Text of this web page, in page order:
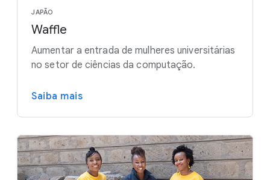
JAPÃO
Waffle
Aumentar a entrada de mulheres universitárias
no setor de ciências da computação.
Saiba mais